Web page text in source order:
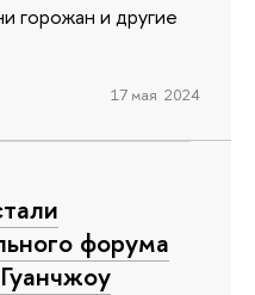
горожан и другие
17 мая 2024
форума